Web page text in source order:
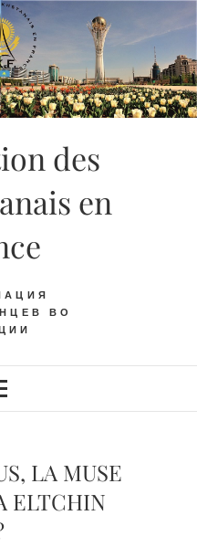
des
en
ВО
LA MUSE
ELTCHIN